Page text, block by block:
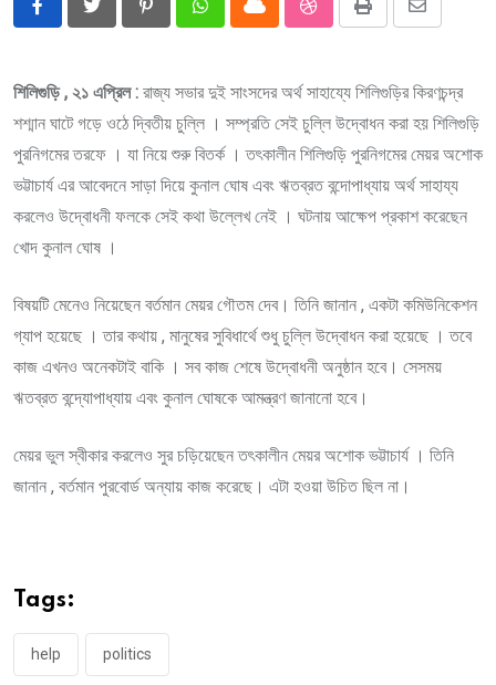
PinterestWhatsappCloud StumbleUpon
Print
Share
Email
শিলিগুড়ি , ২১ এপ্রিল : রাজ্য সভার দুই সাংসদের অর্থ সাহায্যে শিলিগুড়ির কিরণচন্দ্র
শশ্মান ঘাটে গড়ে ওঠে দ্বিতীয় চুল্লি । সম্প্র‍তি সেই চুল্লি উদ্বোধন করা হয় শিলিগুড়ি
পুরনিগমের তরফে । যা নিয়ে শুরু বিতর্ক । তৎকালীন শিলিগুড়ি পুরনিগমের মেয়র অশোক
ভট্টাচার্য এর আবেদনে সাড়া দিয়ে কুনাল ঘোষ এবং ঋতব্রত বন্দোপাধ্যায় অর্থ সাহায্য
করলেও উদ্বোধনী ফলকে সেই কথা উল্লেখ নেই । ঘটনায় আক্ষেপ প্রকাশ করেছেন
খোদ কুনাল ঘোষ ।
বিষয়টি মেনেও নিয়েছেন বর্তমান মেয়র গৌতম দেব। তিনি জানান , একটা কমিউনিকেশন
গ্যাপ হয়েছে । তার কথায় , মানুষের সুবিধার্থে শুধু চুল্লি উদ্বোধন করা হয়েছে । তবে
কাজ এখনও অনেকটাই বাকি । সব কাজ শেষে উদ্বোধনী অনুষ্ঠান হবে। সেসময়
ঋতব্রত বন্দ্যোপাধ্যায় এবং কুনাল ঘোষকে আমন্ত্রণ জানানো হবে।
মেয়র ভুল স্বীকার করলেও সুর চড়িয়েছেন তৎকালীন মেয়র অশোক ভট্টাচার্য । তিনি
জানান , বর্তমান পুরবোর্ড অন্যায় কাজ করেছে। এটা হওয়া উচিত ছিল না।
Tags:
help politics